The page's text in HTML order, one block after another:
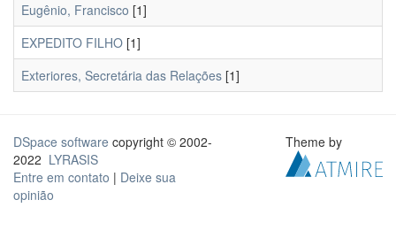
Eugênio, Francisco [1]
EXPEDITO FILHO [1]
Exteriores, Secretária das Relações [1]
DSpace software copyright © 2002-
2022 LYRASIS
Entre em contato | Deixe sua
opinião
Theme by